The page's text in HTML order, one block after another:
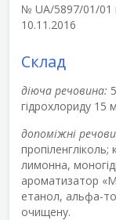
№ UA/5897/01/01
10.11.2016
Склад
діюча речовина:
гідрохлориду 15
допоміжні
лимонна,
ароматизатор
етанол, альфа-
очищену.